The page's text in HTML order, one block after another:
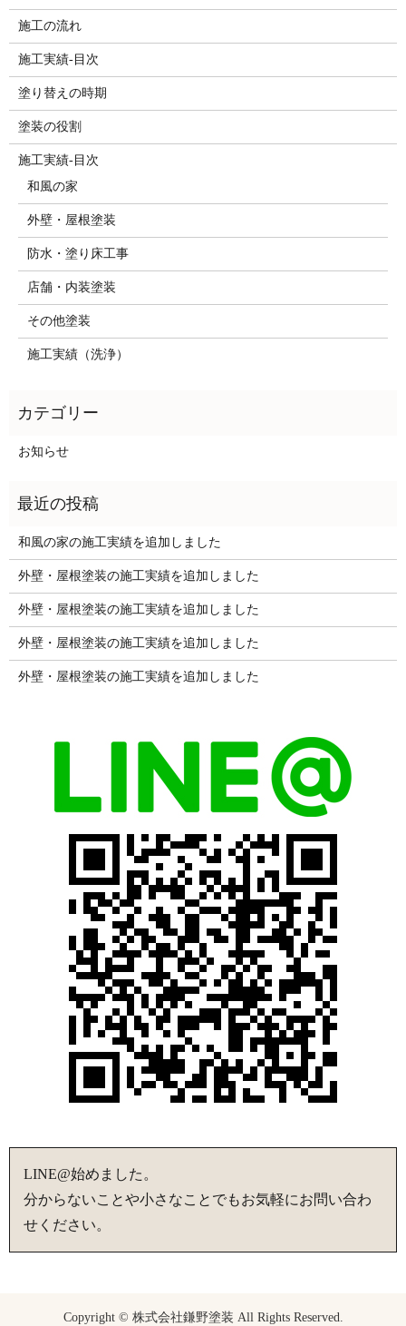
施工の流れ
施工実績-目次
塗り替えの時期
塗装の役割
施工実績-目次
和風の家
外壁・屋根塗装
防水・塗り床工事
店舗・内装塗装
その他塗装
施工実績（洗浄）
お知らせ
和風の家の施工実績を追加しました
外壁・屋根塗装の施工実績を追加しました
外壁・屋根塗装の施工実績を追加しました
外壁・屋根塗装の施工実績を追加しました
外壁・屋根塗装の施工実績を追加しました
LINE@始めました。
分からないことや小さなことでもお気軽にお問い合わ
せください。
Copyright © 株式会社鎌野塗装 All Rights Reserved.